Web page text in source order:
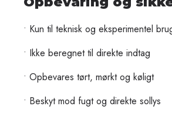
• Kun til teknisk og eksperimentel
• Ikke beregnet til direkte indtag
• Opbevares tørt, mørkt og køligt
• Beskyt mod fugt og direkte sollys